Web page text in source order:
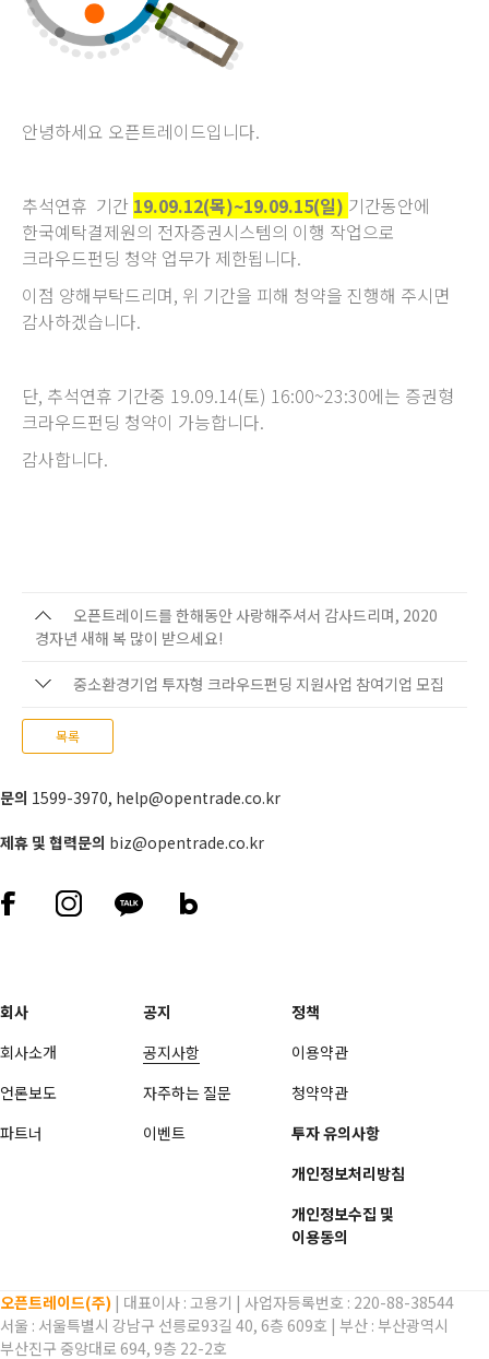
안녕하세요 오픈트레이드입니다.
추석연휴 기간 19.09.12(목)~19.09.15(일) 기간동안에
한국예탁결제원의 전자증권시스템의 이행 작업으로
크라우드펀딩 청약 업무가 제한됩니다.
이점 양해부탁드리며, 위 기간을 피해 청약을 진행해 주시면
감사하겠습니다.
단, 추석연휴 기간중 19.09.14(토) 16:00~23:30에는 증권형
크라우드펀딩 청약이 가능합니다.
감사합니다.
오픈트레이드를 한해동안 사랑해주셔서 감사드리며, 2020
경자년 새해 복 많이 받으세요!
중소환경기업 투자형 크라우드펀딩 지원사업 참여기업 모집
목록
문의 1599-3970, help@opentrade.co.kr
제휴 및 협력문의 biz@opentrade.co.kr
회사
회사소개
언론보도
파트너
공지
공지사항
자주하는 질문
이벤트
정책
이용약관
청약약관
투자 유의사항
개인정보처리방침
개인정보수집 및
이용동의
오픈트레이드(주) | 대표이사 : 고용기 | 사업자등록번호 : 220-88-38544
서울 : 서울특별시 강남구 선릉로93길 40, 6층 609호 | 부산 : 부산광역시
부산진구 중앙대로 694, 9층 22-2호